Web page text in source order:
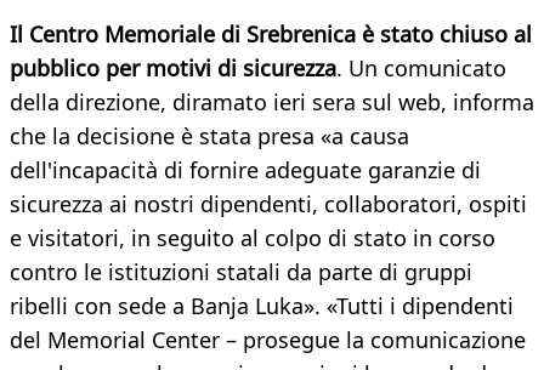
Il Centro Memoriale di Srebrenica è stato chiuso al
pubblico per motivi di sicurezza. Un comunicato
della direzione, diramato ieri sera sul web, informa
che la decisione è stata presa «a causa
dell'incapacità di fornire adeguate garanzie di
sicurezza ai nostri dipendenti, collaboratori, ospiti
e visitatori, in seguito al colpo di stato in corso
contro le istituzioni statali da parte di gruppi
ribelli con sede a Banja Luka». «Tutti i dipendenti
del Memorial Center – prosegue la comunicazione